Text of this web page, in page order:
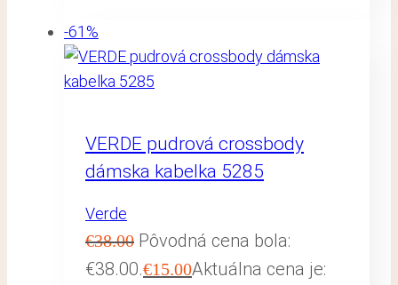
-61%
VERDE pudrová crossbody
dámska kabelka 5285
Verde
€38.00 Pôvodná cena bola:
€38.00.€15.00Aktuálna cena je: